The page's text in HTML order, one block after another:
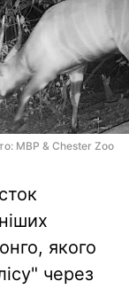
MBP & Chester Zoo
якого
через